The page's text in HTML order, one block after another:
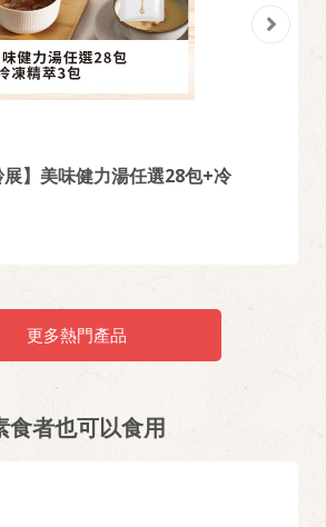
展】美味健力湯任選28包+冷
更多熱門產品
食者也可以食用